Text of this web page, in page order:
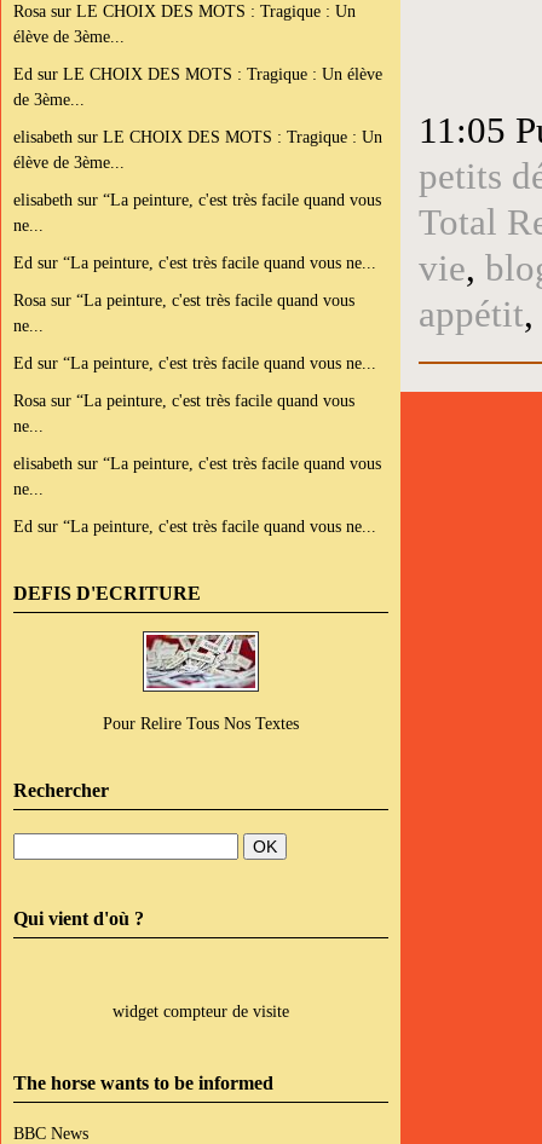
Rosa sur LE CHOIX DES MOTS : Tragique : Un
élève de 3ème...
Ed sur LE CHOIX DES MOTS : Tragique : Un élève
de 3ème...
elisabeth sur LE CHOIX DES MOTS : Tragique : Un
élève de 3ème...
elisabeth sur “La peinture, c'est très facile quand vous
ne...
Ed sur “La peinture, c'est très facile quand vous ne...
Rosa sur “La peinture, c'est très facile quand vous
ne...
Ed sur “La peinture, c'est très facile quand vous ne...
Rosa sur “La peinture, c'est très facile quand vous
ne...
elisabeth sur “La peinture, c'est très facile quand vous
ne...
Ed sur “La peinture, c'est très facile quand vous ne...
DEFIS D'ECRITURE
Pour Relire Tous Nos Textes
Rechercher
Qui vient d'où ?
widget compteur de visite
The horse wants to be informed
BBC News
11:05
petits
Total
vie,
appétit,